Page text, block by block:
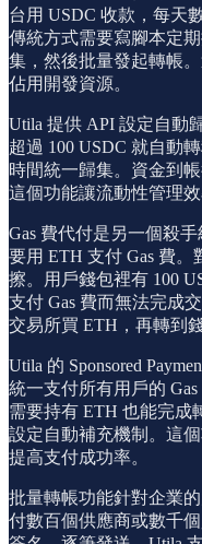
台用 USDC 收款，每天
傳統方式需要寫腳本定
集，然後批量發起轉帳
佔用開發資源。
Utila 提供 API 設定自動
超過 100 USDC 就自動
時間統一歸集。資金到
這個功能讓流動性管理
Gas 費代付是另一個殺
要用 ETH 支付 Gas 費
擦。用戶錢包裡有 100
支付 Gas 費而無法完成
交易所買 ETH，再轉到
Utila 的 Sponsored
統一支付所有用戶的
需要持有 ETH 也能完成
設定自動補充機制。這
提高支付成功率。
批量轉帳功能針對企業
付數百個供應商或數千